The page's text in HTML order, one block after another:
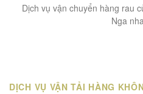
Dịch vụ vận chuyển hàng rau
Nga
DỊCH VỤ VẬN TẢI HÀNG